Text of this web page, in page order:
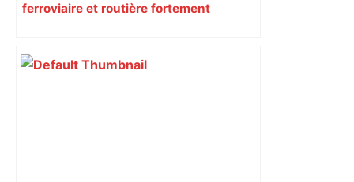
ferroviaire et routière fortement